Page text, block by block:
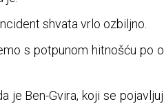
shvata vrlo ozbiljno.
s potpunom hitnošću po
je Ben-Gvira, koji se